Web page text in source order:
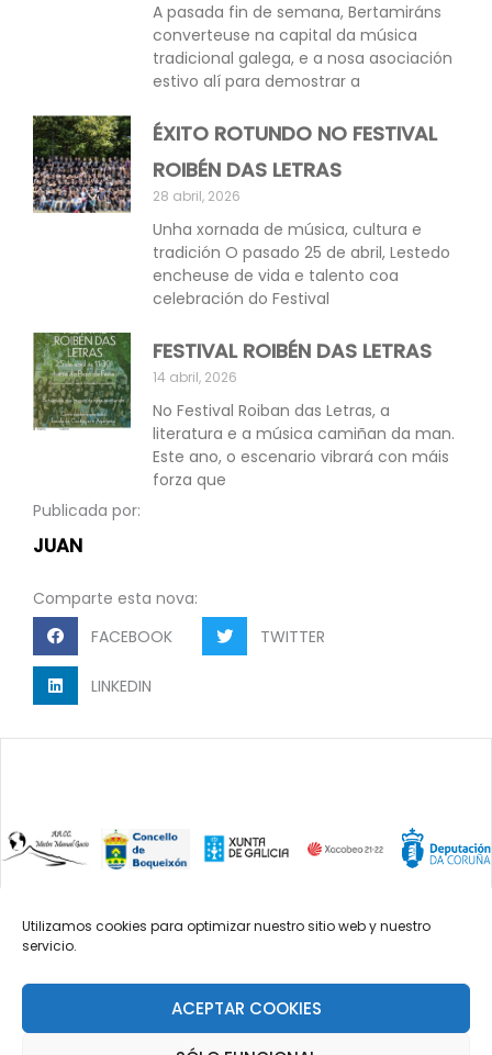
Utilizamos cookies para optimizar nuestro sitio web y nuestro
servicio.
ACEPTAR COOKIES
Publicada por:
JUAN
Comparte esta nova:
FACEBOOK
TWITTER
LINKEDIN
A pasada fin de semana, Bertamiráns
converteuse na capital da música
tradicional galega, e a nosa asociación
estivo alí para demostrar a
ÉXITO ROTUNDO NO FESTIVAL
ROIBÉN DAS LETRAS
28 abril, 2026
Unha xornada de música, cultura e
tradición O pasado 25 de abril, Lestedo
encheuse de vida e talento coa
celebración do Festival
FESTIVAL ROIBÉN DAS LETRAS
14 abril, 2026
No Festival Roiban das Letras, a
literatura e a música camiñan da man.
Este ano, o escenario vibrará con máis
forza que
2023 Asociación cultural mestre Manuel
Lestedo, Concello de Boqueixón.